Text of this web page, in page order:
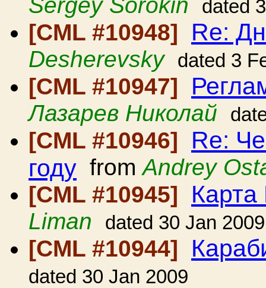
dated
[CML #10948] Re:
Desherevsky dated 3
[CML #10947]
Лазарев Николай
[CML #10946] Re:
году fromAndrey
[CML #10945]
Liman dated 30 Jan 2009
[CML #10944]
dated 30 Jan 2009